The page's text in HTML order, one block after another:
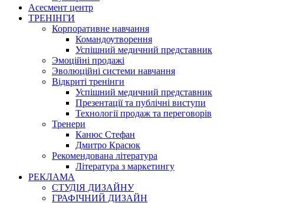
Асесмент центр
ТРЕНІНГИ
Корпоративне навчання
Командоутворення
Успішний медичний представник
Эмоційні продажі
Эволюційні системи навчання
Відкриті тренінги
Успішний медичний представник
Презентації та публічні виступи
Технології продаж та переговорів
Тренери
Канюс Стефан
Дмитро Красюк
Рекомендована література
Література з маркетингу
РЕКЛАМА
СТУДІЯ ДИЗАЙНУ
ГРАФІЧНИЙ ДИЗАЙН